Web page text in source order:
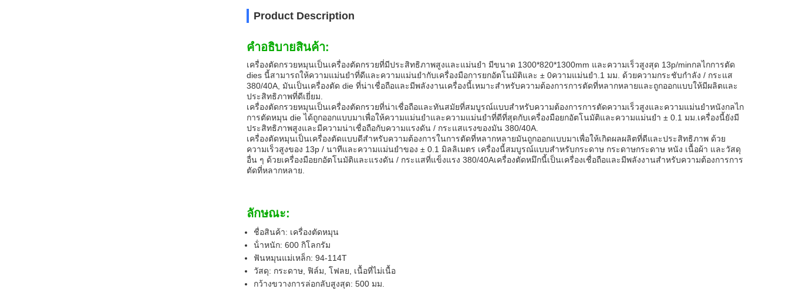
Product Description
คําอธิบายสินค้า:
เครื่องตัดกรวยหมุนเป็นเครื่องตัดกรวยที่มีประสิทธิภาพสูงและแม่นยํา มีขนาด 1300*820*1300mm และความเร็วสูงสุด 13p/minกลไกการตัด
dies นี้สามารถให้ความแม่นยําที่ดีและความแม่นยํากับเครื่องมือการยกอัตโนมัติและ ± 0ความแม่นยํา.1 มม. ด้วยความกระชับกําลัง / กระแส
380/40A, มันเป็นเครื่องตัด die ที่น่าเชื่อถือและมีพลังงานเครื่องนี้เหมาะสําหรับความต้องการการตัดที่หลากหลายและถูกออกแบบให้มีผลิตและ
ประสิทธิภาพที่ดีเยี่ยม.
เครื่องตัดกรวยหมุนเป็นเครื่องตัดกรวยที่น่าเชื่อถือและทันสมัยที่สมบูรณ์แบบสําหรับความต้องการการตัดความเร็วสูงและความแม่นยําหนังกลไก
การตัดหมุน die ได้ถูกออกแบบมาเพื่อให้ความแม่นยําและความแม่นยําที่ดีที่สุดกับเครื่องมือยกอัตโนมัติและความแม่นยํา ± 0.1 มม.เครื่องนี้ยังมี
ประสิทธิภาพสูงและมีความน่าเชื่อถือกับความแรงดัน / กระแสแรงของมัน 380/40A.
เครื่องตัดหมุนเป็นเครื่องตัดแบบดีสําหรับความต้องการในการตัดที่หลากหลายมันถูกออกแบบมาเพื่อให้เกิดผลผลิตที่ดีและประสิทธิภาพ ด้วย
ความเร็วสูงของ 13p / นาทีและความแม่นยําของ ± 0.1 มิลลิเมตร เครื่องนี้สมบูรณ์แบบสําหรับกระดาษ กระดาษกระดาษ หนัง เนื้อผ้า และวัสดุ
อื่น ๆ ด้วยเครื่องมือยกอัตโนมัติและแรงดัน / กระแสที่แข็งแรง 380/40Aเครื่องตัดหมึกนี้เป็นเครื่องเชื่อถือและมีพลังงานสําหรับความต้องการการ
ตัดที่หลากหลาย.
ลักษณะ:
ชื่อสินค้า: เครื่องตัดหมุน
น้ําหนัก: 600 กิโลกรัม
ฟันหมุนแม่เหล็ก: 94-114T
วัสดุ: กระดาษ, ฟิล์ม, โฟลย, เนื้อที่ไม่เนื้อ
กว้างขวางการล่อกลับสูงสุด: 500 มม.